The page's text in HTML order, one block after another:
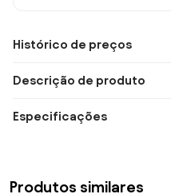
Histórico de preços
Descrição de produto
Especificações
Produtos similares